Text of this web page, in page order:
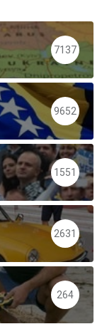
7137
9652
1551
2631
264